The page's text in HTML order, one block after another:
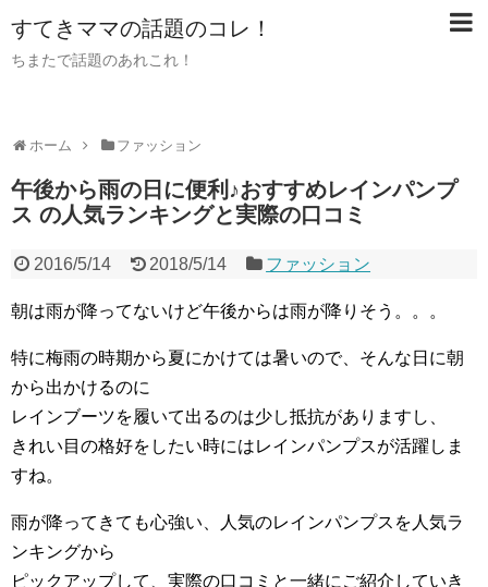
すてきママの話題のコレ！
ちまたで話題のあれこれ！
ホーム ファッション
午後から雨の日に便利♪おすすめレインパンプ
ス の人気ランキングと実際の口コミ
2016/5/14 2018/5/14 ファッション
朝は雨が降ってないけど午後からは雨が降りそう。。。
特に梅雨の時期から夏にかけては暑いので、そんな日に朝
から出かけるのに
レインブーツを履いて出るのは少し抵抗がありますし、
きれい目の格好をしたい時にはレインパンプスが活躍しま
すね。
雨が降ってきても心強い、人気のレインパンプスを人気ラ
ンキングから
ピックアップして、実際の口コミと一緒にご紹介していき